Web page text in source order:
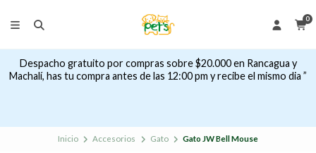
0
Despacho gratuito por compras sobre $20.000 en Rancagua y
Machalí, has tu compra antes de las 12:00 pm y recibe el mismo dia ”
Inicio Accesorios Gato Gato JW Bell Mouse